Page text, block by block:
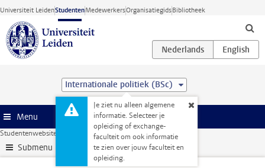
Ga direct naar de inhoud
Universiteit LeidenStudentenMedewerkersOrganisatiegidsBibliotheek
Internationale politiek (BSc)
Je ziet nu alleen algemene
informatie. Selecteer je
opleiding of exchange-
faculteit om ook informatie
te zien over jouw faculteit en
opleiding.
Menu
Studentenwebsite Je opleiding Boeken en readers
Submenu